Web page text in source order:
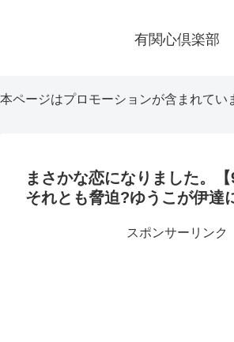
有関心倶楽部
本ページはプロモーションが含まれてい
まさかな恋になりました。
それとも脅迫?ゆうこが伊達
スポンサーリンク